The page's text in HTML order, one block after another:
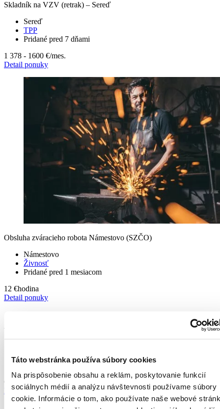
Táto webstránka používa súbory cookies
Na prispôsobenie obsahu a reklám, poskytovanie funkcií
sociálnych médií a analýzu návštevnosti používame súbory
cookie. Informácie o tom, ako používate naše webové
Skladník na VZV (retrak) – Sereď
Sereď
TPP
Pridané pred 7 dňami
1 378 - 1600 €/mes.
Detail ponuky
Obsluha zváracieho robota Námestovo (SZČO)
Námestovo
Živnosť
Pridané pred 1 mesiacom
12 €hodina
Detail ponuky
Vodič VZV Bratislava
Pridané pred 8 dňami
Od 1 375 - 1 700 €
mesiac - 1350 € mesačne v čistom
Detail ponuky